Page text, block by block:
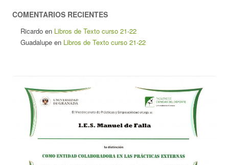
COMENTARIOS RECIENTES
Ricardo en Libros de Texto curso 21-22
Guadalupe en Libros de Texto curso 21-22